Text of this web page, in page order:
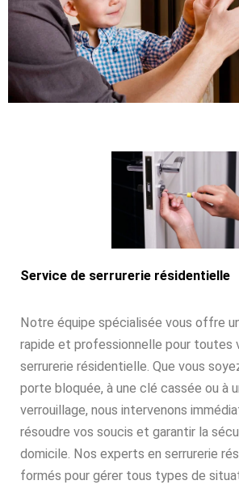
Service de serrurerie résidentielle
Notre équipe spécialisée vous offre
rapide et professionnelle pour toutes
serrurerie résidentielle. Que vous
porte bloquée, à une clé cassée ou à
verrouillage, nous intervenons
résoudre vos soucis et garantir la
domicile. Nos experts en serrurerie
formés pour gérer tous types de